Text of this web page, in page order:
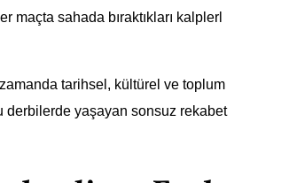
maçta sahada bıraktıkları kalplerl
tarihsel, kültürel ve toplum
derbilerde yaşayan sonsuz rekabet